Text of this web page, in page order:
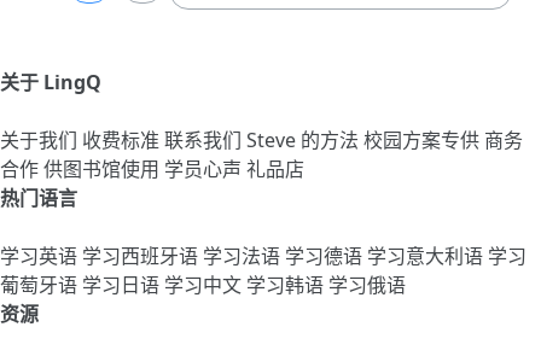
关于 LingQ
关于我们 收费标准 联系我们 Steve 的方法 校园方案专供 商务
合作供图书馆使用 学员心声 礼品店
热门语言
学习英语 学习西班牙语 学习法语 学习德语 学习意大利语 学习
葡萄牙语 学习日语 学习中文 学习韩语 学习俄语
资源